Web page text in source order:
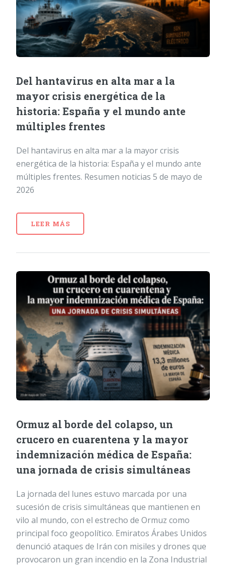
Del hantavirus en alta mar a la
mayor crisis energética de la
historia: España y el mundo ante
múltiples frentes
Del hantavirus en alta mar a la mayor crisis
energética de la historia: España y el mundo ante
múltiples frentes. Resumen noticias 5 de mayo de
2026
LEER MÁS
Ormuz al borde del colapso, un
crucero en cuarentena y la mayor
indemnización médica de España:
una jornada de crisis simultáneas
La jornada del lunes estuvo marcada por una
sucesión de crisis simultáneas que mantienen en
vilo al mundo, con el estrecho de Ormuz como
principal foco geopolítico. Emiratos Árabes Unidos
denunció ataques de Irán con misiles y drones que
provocaron un gran incendio en la Zona Industrial